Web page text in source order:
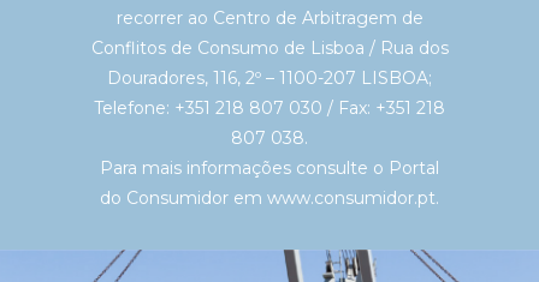
recorrer ao Centro de Arbitragem de
Conflitos de Consumo de Lisboa / Rua dos
Douradores, 116, 2º – 1100-207 LISBOA;
Telefone: +351 218 807 030 / Fax: +351 218
807 038.
Para mais informações consulte o Portal
do Consumidor em www.consumidor.pt.